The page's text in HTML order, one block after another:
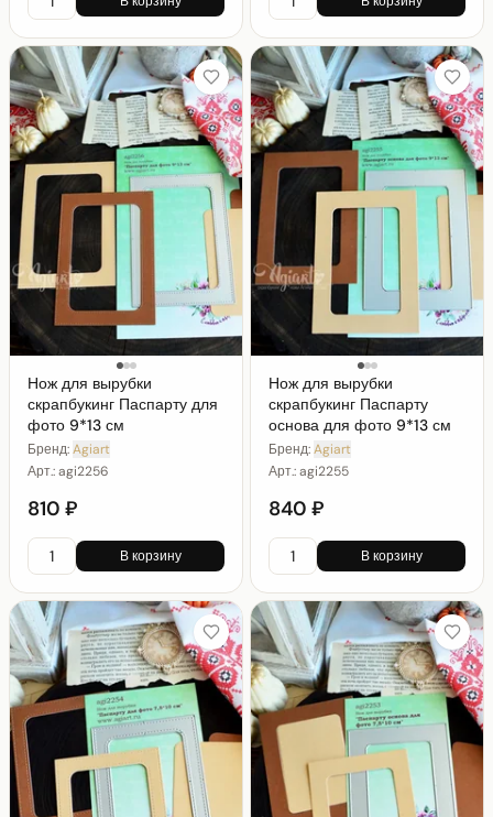
Нож для вырубки
скрапбукинг Паспарту для
фото 9*13 см
Бренд:Agiart
Арт.:agi2256
810 ₽
В корзину
Нож для вырубки
скрапбукинг Паспарту
основа для фото 9*13 см
Бренд:Agiart
Арт.:agi2255
840 ₽
В корзину